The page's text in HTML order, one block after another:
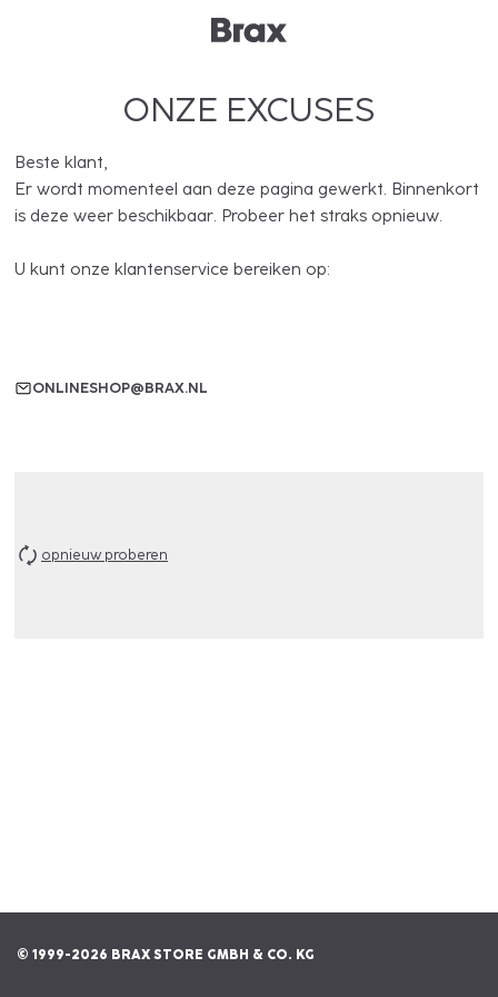
ONZE EXCUSES
Beste klant,
Er wordt momenteel aan deze pagina gewerkt. Binnenkort
is deze weer beschikbaar. Probeer het straks opnieuw.
U kunt onze klantenservice bereiken op:
ONLINESHOP@BRAX.NL
opnieuw proberen
© 1999-2026 BRAX STORE GMBH & CO. KG